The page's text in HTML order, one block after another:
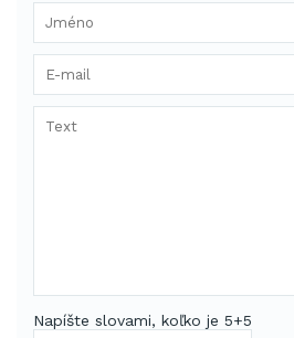
Napíšte slovami, koľko je 5+5